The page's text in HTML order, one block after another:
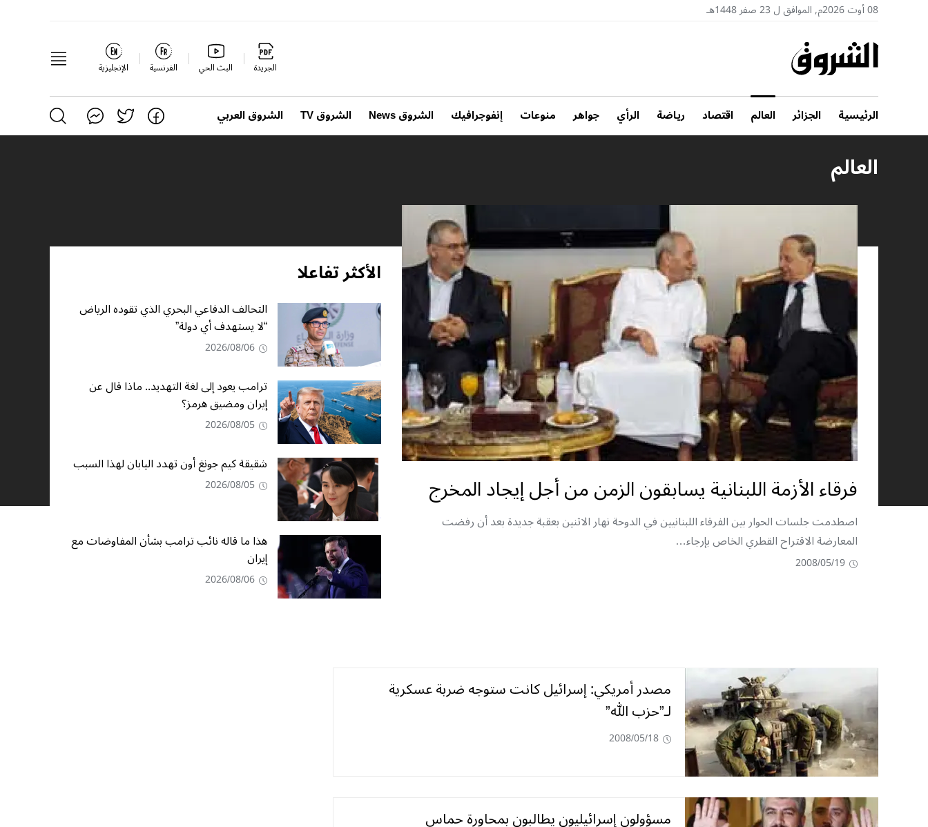
08 أوت 2026م, الموافق ل 23 صفر 1448هـ
الجريدة البث الحي الفرنسية الإنجليزية
الرئيسية الجزائر العالم اقتصاد رياضة الرأي جواهر منوعات إنفوجرافيك الشروق News الشروق TV الشروق العربي
العالم
فرقاء الأزمة اللبنانية يسابقون الزمن من أجل إيجاد المخرج
اصطدمت جلسات الحوار بين الفرقاء اللبنانيين في الدوحة نهار الاثنين بعقبة جديدة بعد أن رفضت
المعارضة الاقتراح القطري الخاص بإرجاء…
2008/05/19
الأكثر تفاعلا
التحالف الدفاعي البحري الذي تقوده الرياض
“لا يستهدف أي دولة”
2026/08/06
ترامب يعود إلى لغة التهديد.. ماذا قال عن
إيران ومضيق هرمز؟
2026/08/05
شقيقة كيم جونغ أون تهدد اليابان لهذا السبب
2026/08/05
هذا ما قاله نائب ترامب بشأن المفاوضات مع
إيران
2026/08/06
مصدر أمريكي: إسرائيل كانت ستوجه ضربة عسكرية
لـ”حزب الله”
2008/05/18
مسؤولون إسرائيليون يطالبون بمحاورة حماس